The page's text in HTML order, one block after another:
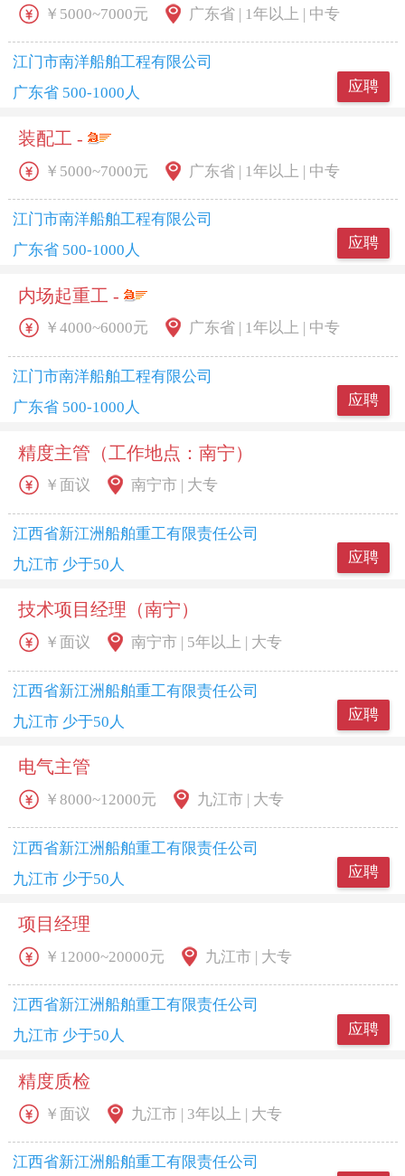
应聘
￥5000~7000元 广东省 | 1年以上 | 中专
江门市南洋船舶工程有限公司
广东省 500-1000人
装配工 -
应聘
￥5000~7000元 广东省 | 1年以上 | 中专
江门市南洋船舶工程有限公司
广东省 500-1000人
内场起重工 -
应聘
￥4000~6000元 广东省 | 1年以上 | 中专
江门市南洋船舶工程有限公司
广东省 500-1000人
精度主管（工作地点：南宁）
应聘
￥面议 南宁市 | 大专
江西省新江洲船舶重工有限责任公司
九江市 少于50人
技术项目经理（南宁）
应聘
￥面议 南宁市 | 5年以上 | 大专
江西省新江洲船舶重工有限责任公司
九江市 少于50人
电气主管
应聘
￥8000~12000元 九江市 | 大专
江西省新江洲船舶重工有限责任公司
九江市 少于50人
项目经理
应聘
￥12000~20000元 九江市 | 大专
江西省新江洲船舶重工有限责任公司
九江市 少于50人
精度质检
￥面议 九江市 | 3年以上 | 大专
江西省新江洲船舶重工有限责任公司